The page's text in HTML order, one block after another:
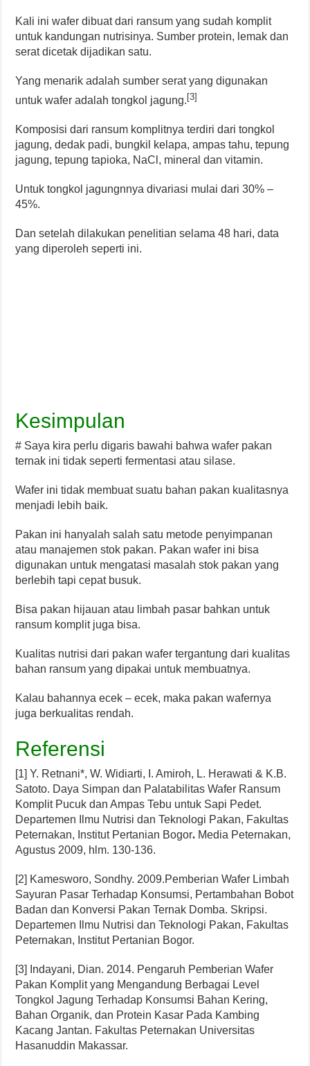
Kali ini wafer dibuat dari ransum yang sudah komplit
untuk kandungan nutrisinya. Sumber protein, lemak dan
serat dicetak dijadikan satu.
Yang menarik adalah sumber serat yang digunakan
untuk wafer adalah tongkol jagung.[3]
Komposisi dari ransum komplitnya terdiri dari tongkol
jagung, dedak padi, bungkil kelapa, ampas tahu, tepung
jagung, tepung tapioka, NaCl, mineral dan vitamin.
Untuk tongkol jagungnnya divariasi mulai dari 30% –
45%.
Dan setelah dilakukan penelitian selama 48 hari, data
yang diperoleh seperti ini.
Kesimpulan
# Saya kira perlu digaris bawahi bahwa wafer pakan
ternak ini tidak seperti fermentasi atau silase.
Wafer ini tidak membuat suatu bahan pakan kualitasnya
menjadi lebih baik.
Pakan ini hanyalah salah satu metode penyimpanan
atau manajemen stok pakan. Pakan wafer ini bisa
digunakan untuk mengatasi masalah stok pakan yang
berlebih tapi cepat busuk.
Bisa pakan hijauan atau limbah pasar bahkan untuk
ransum komplit juga bisa.
Kualitas nutrisi dari pakan wafer tergantung dari kualitas
bahan ransum yang dipakai untuk membuatnya.
Kalau bahannya ecek – ecek, maka pakan wafernya
juga berkualitas rendah.
Referensi
[1]Y. Retnani*, W. Widiarti, I. Amiroh, L. Herawati & K.B.
Satoto. Daya Simpan dan Palatabilitas Wafer Ransum
Komplit Pucuk dan Ampas Tebu untuk Sapi Pedet.
Departemen Ilmu Nutrisi dan Teknologi Pakan, Fakultas
Peternakan, Institut Pertanian Bogor. Media Peternakan,
Agustus 2009, hlm. 130-136.
[2] Kamesworo, Sondhy. 2009.Pemberian Wafer Limbah
Sayuran Pasar Terhadap Konsumsi, Pertambahan Bobot
Badan dan Konversi Pakan Ternak Domba. Skripsi.
Departemen Ilmu Nutrisi dan Teknologi Pakan, Fakultas
Peternakan, Institut Pertanian Bogor.
[3] Indayani, Dian. 2014. Pengaruh Pemberian Wafer
Pakan Komplit yang Mengandung Berbagai Level
Tongkol Jagung Terhadap Konsumsi Bahan Kering,
Bahan Organik, dan Protein Kasar Pada Kambing
Kacang Jantan. Fakultas Peternakan Universitas
Hasanuddin Makassar.